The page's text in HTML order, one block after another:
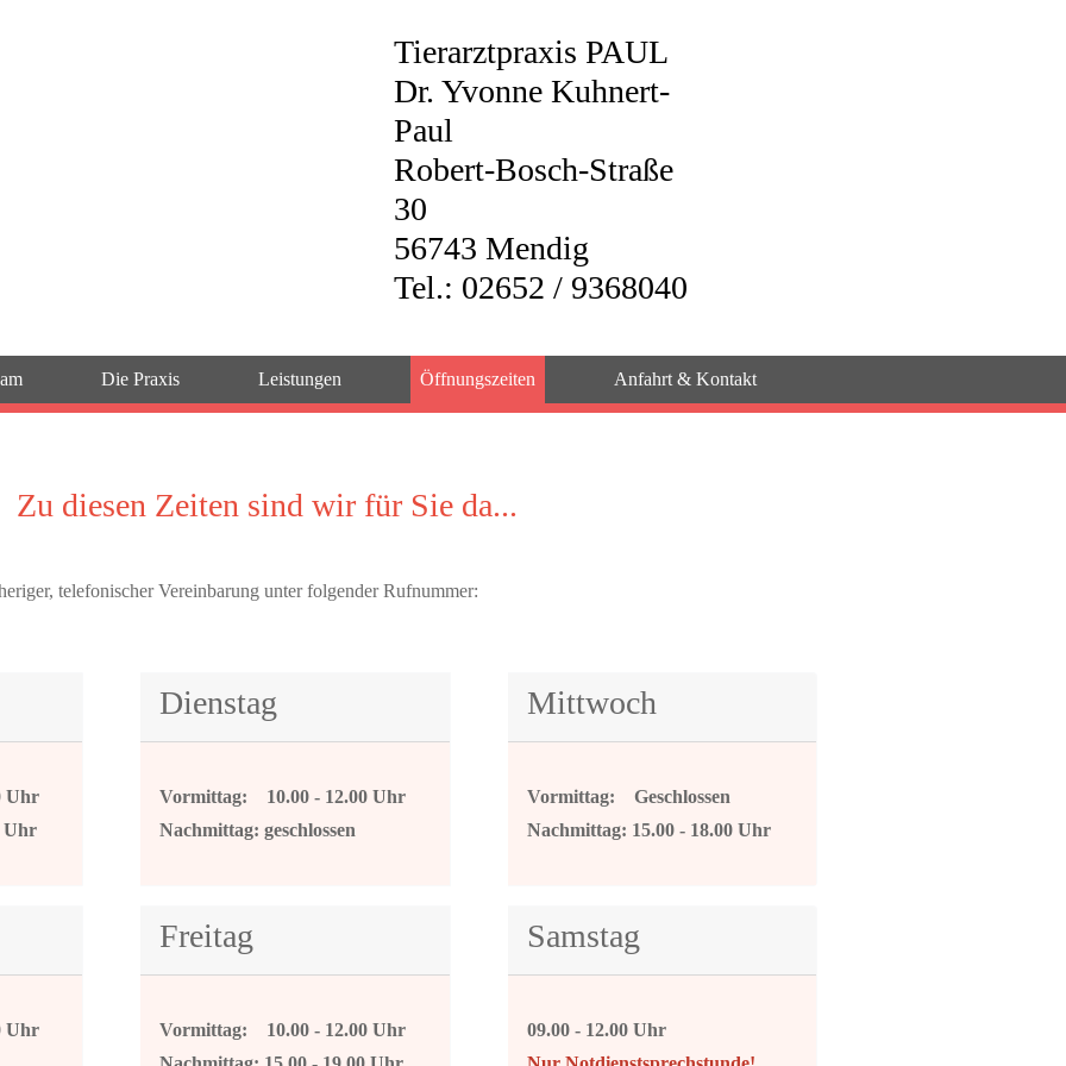
Tierarztpraxis PAUL
Dr. Yvonne Kuhnert-
Paul
Robert-Bosch-Straße
30
56743 Mendig
Tel.: 02652 / 9368040
Die Praxis Leistungen Öffnungszeiten Anfahrt & Kontakt
Zu diesen Zeiten sind wir für Sie da...
telefonischer Vereinbarung unter folgender Rufnummer:
Uhr
Uhr
Dienstag
Vormittag: 10.00 - 12.00 Uhr
Nachmittag: geschlossen
Mittwoch
Vormittag: Geschlossen
Nachmittag: 15.00 - 18.00 Uhr
Uhr
Freitag
Vormittag: 10.00 - 12.00 Uhr
Samstag
09.00 - 12.00 Uhr